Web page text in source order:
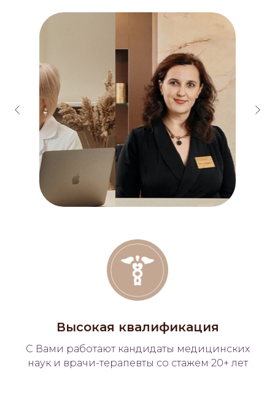
Высокая квалификация
С Вами работают кандидаты медицинских
наук и врачи-терапевты со стажем 20+ лет